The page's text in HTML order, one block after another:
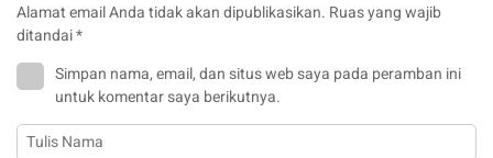
Alamat email Anda tidak akan dipublikasikan. Ruas yang wajib
ditandai*
Simpan nama, email, dan situs web saya pada peramban ini
untuk komentar saya berikutnya.